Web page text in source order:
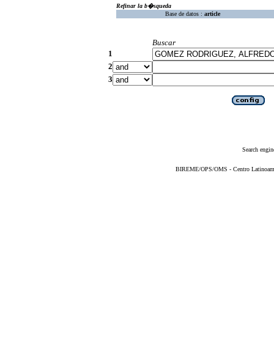
Refinar la b�squeda
Base de datos : article
Buscar
1
2
3
Search
BIREME/OPS/OMS - Centro